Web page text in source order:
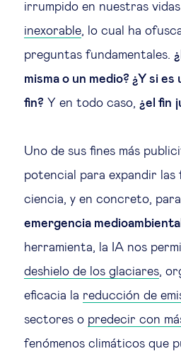
Social
Cohesión
Tecnología &
Ética
Sobre
Insights &
irrumpido en nuestras vidas
inexorable, lo cual ha
preguntas fundamentales.
misma o un medio? ¿Y si es
fin? Y en todo caso, ¿el fin
Uno de sus fines más
potencial para expandir
ciencia, y en concreto, para
emergencia medioambiental
herramienta, la IA nos
deshielo de los glaciares,
eficacia la reducción de
sectores o predecir con
fenómenos climáticos que